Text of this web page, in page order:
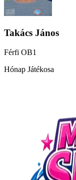
Takács János
Férfi OB1
Hónap Játékosa